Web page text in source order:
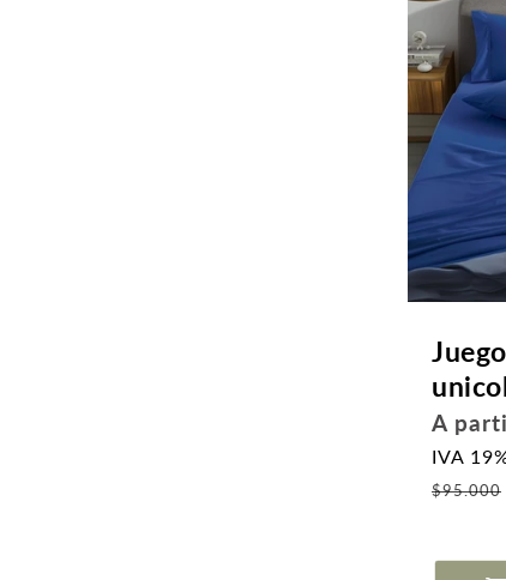
Precio
A
IVA
$95.000